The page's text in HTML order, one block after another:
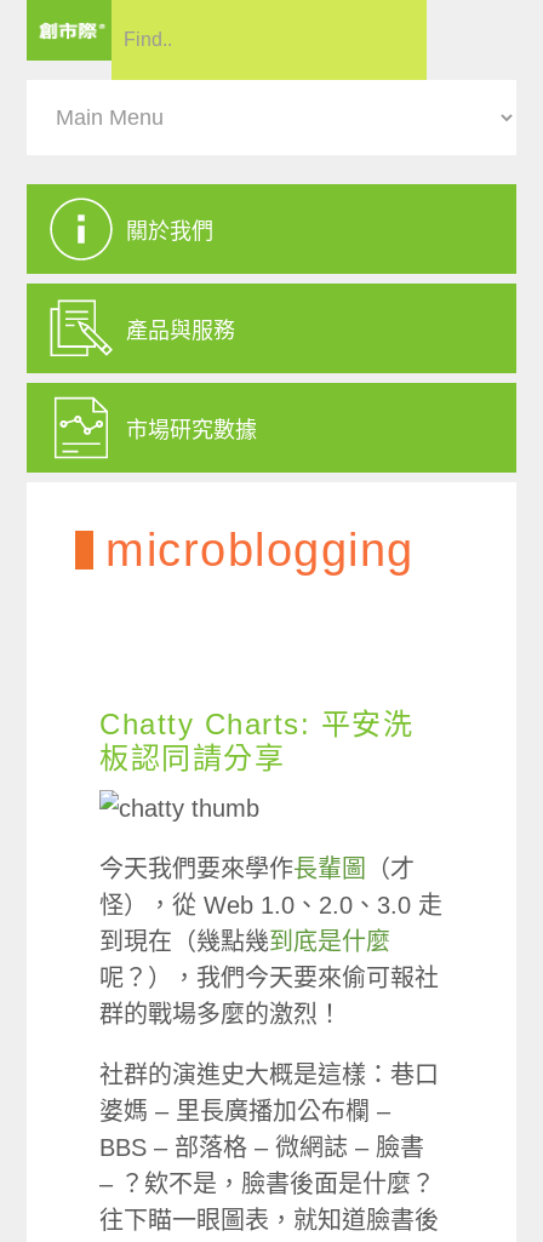
關於我們
產品與服務
市場研究數據
microblogging
Chatty Charts: 平安洗
板認同請分享
今天我們要來學作長輩圖
（才
怪），從 Web 1.0、2.0、3.0 走
到現在（幾點幾到底是什麼
呢？），我們今天要來偷可報社
群的戰場多麼的激烈！
社群的演進史大概是這樣：巷口
婆媽 – 里長廣播加公布欄 –
BBS – 部落格 – 微網誌 – 臉書
– ？欸不是，臉書後面是什麼？
往下瞄一眼圖表，就知道臉書後